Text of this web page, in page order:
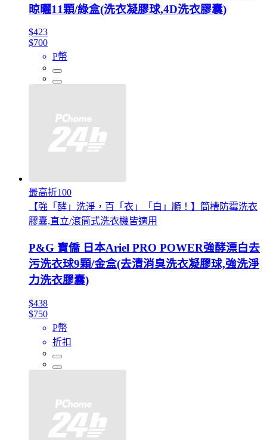
晾曬11顆/綠盒(洗衣凝膠球,4D洗衣膠囊)
$423
$700
P幣
最高折100
【強「酵」洗淨，百「衣」「白」順！】筒槽防霉洗衣
膠囊,直立/滾筒式洗衣機皆適用
P&G 寶僑 日本Ariel PRO POWER強酵漂白去
污洗衣球9顆/金盒(去漬消臭洗衣凝膠球,強洗淨
力洗衣膠囊)
$438
$750
P幣
折扣